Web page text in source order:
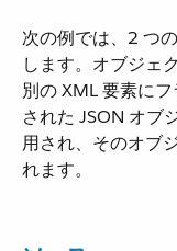
次の例では、2 つ
します。オブジェ
別の XML 要素に
された JSON オブ
用され、そのオブ
れます。